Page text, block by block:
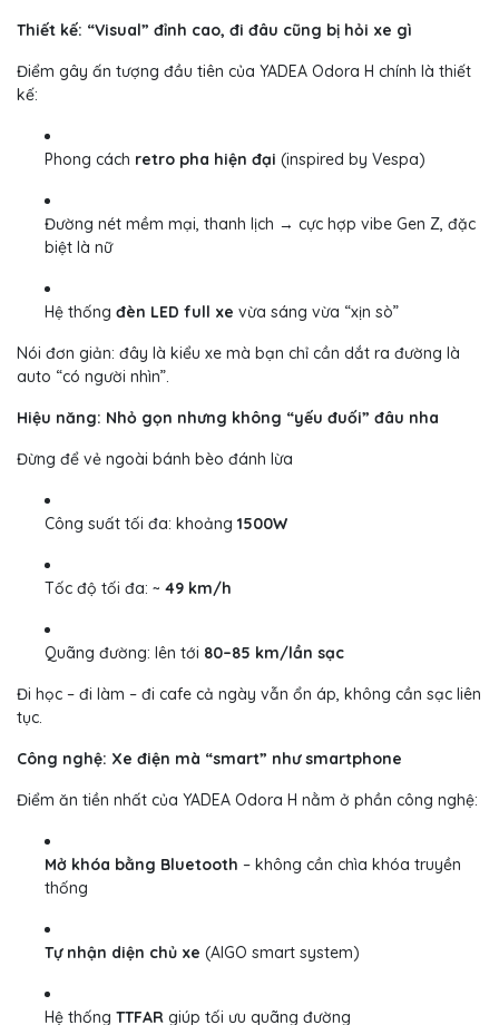
Thiết kế: “Visual” đỉnh cao, đi đâu cũng bị hỏi xe gì
Điểm gây ấn tượng đầu tiên của YADEA Odora H chính là thiết
kế:
Phong cách retro pha hiện đại (inspired by Vespa)
Đường nét mềm mại, thanh lịch → cực hợp vibe Gen Z, đặc
biệt là nữ
Hệ thống đèn LED full xe vừa sáng vừa “xịn sò”
Nói đơn giản: đây là kiểu xe mà bạn chỉ cần dắt ra đường là
auto “có người nhìn”.
Hiệu năng: Nhỏ gọn nhưng không “yếu đuối” đâu nha
Đừng để vẻ ngoài bánh bèo đánh lừa
Công suất tối đa: khoảng 1500W
Tốc độ tối đa: ~ 49 km/h
Quãng đường: lên tới 80–85 km/lần sạc
Đi học – đi làm – đi cafe cả ngày vẫn ổn áp, không cần sạc liên
tục.
Công nghệ: Xe điện mà “smart” như smartphone
Điểm ăn tiền nhất của YADEA Odora H nằm ở phần công nghệ:
Mở khóa bằng Bluetooth – không cần chìa khóa truyền
thống
Tự nhận diện chủ xe (AIGO smart system)
Hệ thống TTFAR giúp tối ưu quãng đường